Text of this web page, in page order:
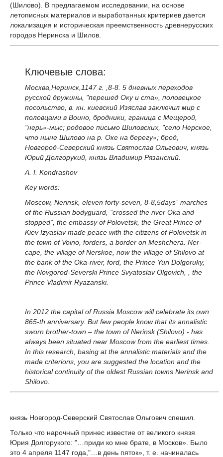
(Шилово). В предлагаемом исследовании, на основе
летописных материалов и выработанных критериев дается
локализация и историческая преемственность древнерусских
городов Неринска и Шилов.
Ключевые слова:
Москва,Неринск,1147 г. ,8-8. 5 дневных переходов
русской дружины, "перешед Оку и ста», половецкое
посольство, в. кн. киевский Изяслав заключил мир с
половцами в Воино, бродники, граница с Мещерой,
"нерь»-мыс; родовое письмо Шиловских, "село Нерское,
что ныне Шилово на р. Оке на берегу»; брод,
Новгород-Северский князь Святослав Ольгович, князь
Юрий Долгорукий, князь Владимир Рязанский.
A. I. Kondrashov
Key words:
Moscow, Nerinsk, eleven forty-seven, 8-8,5days` marches
of the Russian bodyguard, ”crossed the river Oka and
stopped”, the embassy of Polovetsk, the Great Prince of
Kiev Izyaslav made peace with the citizens of Polovetsk in
the town of Voino, forders, a border on Meshchera. Ner-
cape, the village of Nerskoe, now the village of Shilovo at
the bank of the Oka-river, ford, the Prince Yuri Dolgoruky,
the Novgorod-Severski Prince Svyatoslav Olgovich, , the
Prince Vladimir Ryazanski.
In 2012 the capital of Russia Moscow will celebrate its own
865-th anniversary. But few people know that its annalistic
sworn brother-town – the town of Nerinsk (Shilovo) - has
always been situated near Moscow from the earliest times.
In this research, basing at the annalistic materials and the
made criterions, you are suggested the location and the
historical continuity of the oldest Russian towns Nerinsk and
Shilovo.
князь Новгород-Северский Святослав Ольгович спешил.
Только что нарочный принес известие от великого князя
Юрия Долгорукого: "…приди ко мне брате, в Москов». Было
это 4 апреля 1147 года,"…в день пяток», т. е. начиналась